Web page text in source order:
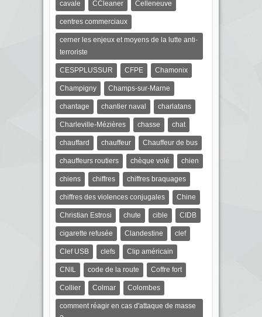
cavale CCleaner Celleneuve
centres commerciaux
cerner les enjeux et moyens de la lutte anti-
terroriste
CESPPLUSSUR CFPE Chamonix
Champigny Champs-sur-Marne
chantage chantier naval charlatans
Charleville-Mézières chasse chat
chauffard chauffeur Chauffeur de bus
chauffeurs routiers chèque volé chien
chiens chiffres chiffres braquages
chiffres des violences conjugales Chine
Christian Estrosi chute cible CIDB
cigarette refusée Clandestine clef
Clef USB clefs Clip américain
CNIL code de la route Coffre fort
Collier Colmar Colombes
comment réagir en cas d'attaque de masse